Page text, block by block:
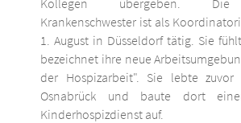
Krankenschwester ist als
1. August in Düsseldorf tätig. Sie
bezeichnet ihre neue
der Hospizarbeit". Sie lebte zuvor
Osnabrück und baute dort
Kinderhospizdienst auf.